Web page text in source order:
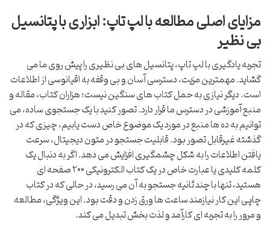
مزایای اصلی مطالعه با لپ تاپ: ابزاری با پتانسیل
بی نظیر
تجربه یادگیری با لپ تاپ، پتانسیل های بی نظیری را پیش روی ما می
گشاید. مهمترین مزیت، دسترسی آسان و بی وقفه به اقیانوسی از اطلاعات
است. دیگر نیازی به حمل کتاب های سنگین نیست؛ هزاران کتاب، مقاله و
منبع آموزشی در دسترس ما قرار دارد. تصور کنید با یک جستجوی ساده، می
توانیم به ده ها منبع در مورد یک موضوع خاص دست یابیم، چیزی که در
گذشته غیرقابل تصور بود. قابلیت جستجو در متون دیجیتال، سرعت
یافتن اطلاعات را به شکل چشمگیری افزایش می دهد. اگر به دنبال یک
کلمه کلیدی یا عبارت خاص در یک کتاب الکترونیکی ۲۰۰ صفحه ای
هستید، تنها با چند ثانیه جستجو به آن می رسید، در حالی که در کتاب
چاپی این کار نیازمند ساعت ها ورق زدن و دقت بود. این ویژگی، مطالعه
و مرور را به تجربه ای کارآمد و لذت بخش تبدیل می کند.